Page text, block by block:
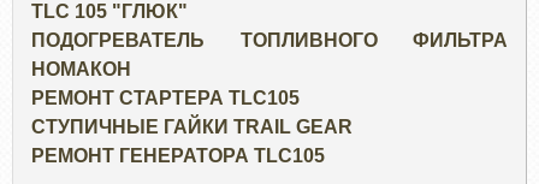
TLC 105 "ГЛЮК"
ПОДОГРЕВАТЕЛЬ ТОПЛИВНОГО ФИЛЬТРА
НОМАКОН
РЕМОНТ СТАРТЕРА TLC105
СТУПИЧНЫЕ ГАЙКИ TRAIL GEAR
РЕМОНТ ГЕНЕРАТОРА TLC105